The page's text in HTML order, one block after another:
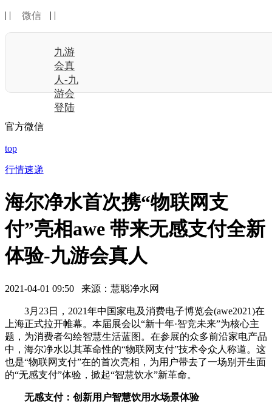
| | 微信 | |
九游
会真
人-九
游会
登陆
官方微信
top
行情速递
海尔净水首次携“物联网支
付”亮相awe 带来无感支付全新
体验-九游会真人
2021-04-01 09:50 来源：慧聪净水网
3月23日，2021年中国家电及消费电子博览会(awe2021)在
上海正式拉开帷幕。本届展会以“新十年·智竞未来”为核心主
题，为消费者勾绘智慧生活蓝图。在参展的众多前沿家电产品
中，海尔净水以其革命性的“物联网支付”技术令众人称道。这
也是“物联网支付”在的首次亮相，为用户带去了一场别开生面
的“无感支付”体验，掀起“智慧饮水”新革命。
无感支付：创新用户智慧饮用水场景体验